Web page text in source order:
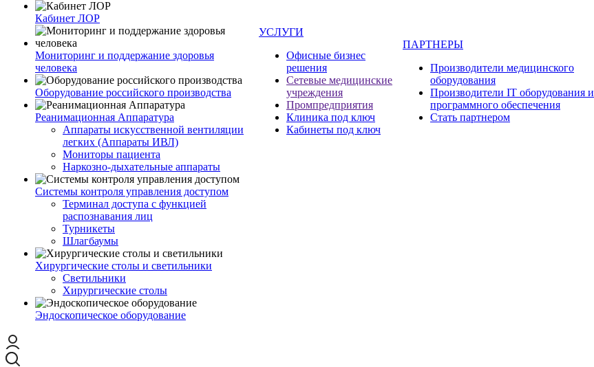
Кабинет ЛОР
Мониторинг и поддержание здоровья
человека
Оборудование российского производства
Реанимационная Аппаратура
Аппараты искусственной вентиляции
легких (Аппараты ИВЛ)
Мониторы пациента
Наркозно-дыхательные аппараты
Системы контроля управления доступом
Терминал доступа с функцией
распознавания лиц
Турникеты
Шлагбаумы
Хирургические столы и светильники
Светильники
Хирургические столы
Эндоскопическое оборудование
УСЛУГИ
Офисные бизнес
решения
Сетевые медицинские
учреждения
Промпредприятия
Клиника под ключ
Кабинеты под ключ
ПАРТНЕРЫ
Производители медицинского
оборудования
Производители IT оборудования и
программного обеспечения
Стать партнером